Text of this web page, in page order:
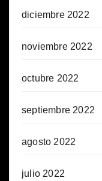
diciembre 2022
noviembre 2022
octubre 2022
septiembre 2022
agosto 2022
julio 2022